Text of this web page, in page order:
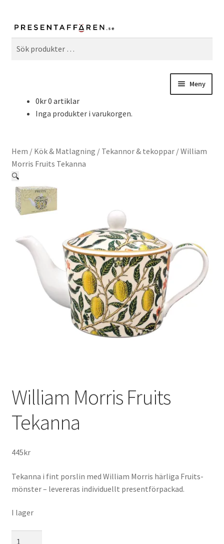
Meny
Kök & Matlagning
William Morris
Serier
Varumärken
0kr0 artiklar
Inga produkter i varukorgen.
Hem / Kök & Matlagning / Tekannor & tekoppar/William
Morris Fruits Tekanna
🔍
William Morris Fruits
Tekanna
445kr
Tekanna i fint porslin med William Morris härliga Fruits-
mönster – levereras individuellt presentförpackad.
I lager